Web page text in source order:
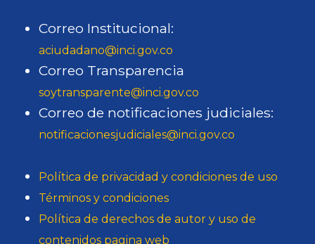
Correo Institucional:
aciudadano@inci.gov.co
Correo Transparencia
soytransparente@inci.gov.co
Correo de notificaciones judiciales:
notificacionesjudiciales@inci.gov.co
Política de privacidad y condiciones de uso
Términos y condiciones
Política de derechos de autor y uso de
contenidos pagina web